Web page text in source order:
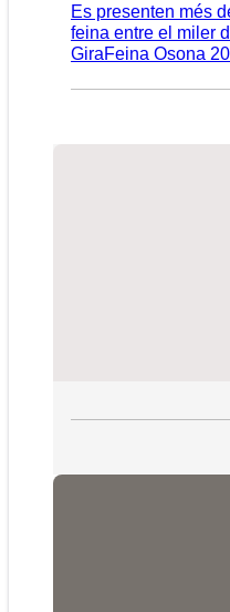
Es presenten més
feina entre el miler
GiraFeina Osona